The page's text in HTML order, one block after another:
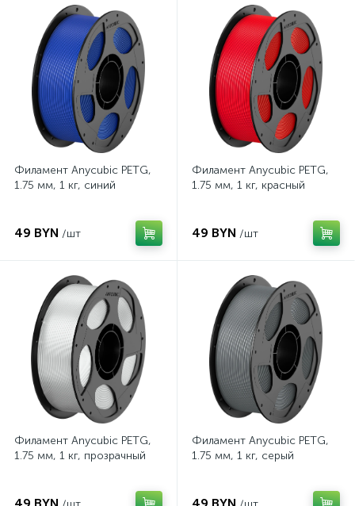
Филамент Anycubic PETG,
1.75 мм, 1 кг, синий
49 BYN /шт
Филамент Anycubic PETG,
1.75 мм, 1 кг, красный
49 BYN /шт
Филамент Anycubic PETG,
1.75 мм, 1 кг, прозрачный
Филамент Anycubic PETG,
1.75 мм, 1 кг, серый